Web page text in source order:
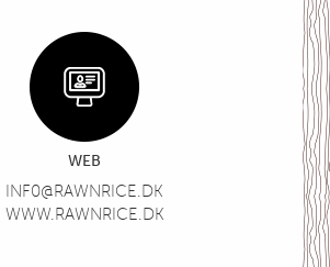
WEB
INF0@RAWNRICE.DK
WWW.RAWNRICE.DK